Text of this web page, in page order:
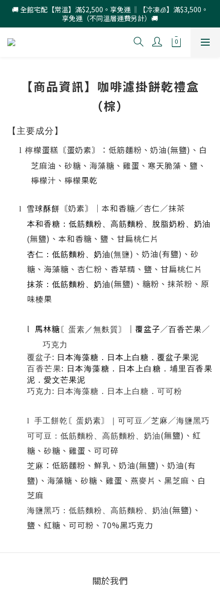
🚚 全館宅配【常溫】滿$2,500。享免運 ‖【冷凍🧊】滿$3,500。
享免運（不同溫層運費另計）🚚
【商品資訊】咖啡濾掛餅乾禮盒
（棕）
【主要成分】
l 檸檬蛋糕〘蛋奶素〙：低筋麵粉、奶油(無鹽) 、白
芝麻油、砂糖、海藻糖、雞蛋、寒天脆藻、鹽、
檸檬汁、檸檬果乾
l 雪球酥餅 〘奶素〙 ｜本和香糖／杏仁／抹茶
本和香糖：低筋麵粉、高筋麵粉、脫脂奶粉、奶油
(無鹽) 、本和香糖、鹽、甘扁桃仁片
杏仁：低筋麵粉、奶油(無鹽) 、奶油(有鹽) 、砂
糖、海藻糖、杏仁粉、香草精、鹽、甘扁桃仁片
抹茶：低筋麵粉、奶油(無鹽) 、糖粉、抹茶粉、原
味榛果
l 馬林糖 〘蛋素／無麩質〙 ｜覆盆子／百香芒果／
巧克力
覆盆子: 日本海藻糖．日本上白糖．覆盆子果泥
百香芒果:
日本海藻糖．日本上白糖．埔里百香果
泥．愛文芒果泥
巧克力 : 日本海藻糖．日本上白糖．可可粉
l 手工餅乾〘蛋奶素〙｜可可豆／芝麻／海鹽黑巧
可可豆：低筋麵粉、高筋麵粉、奶油(無鹽) 、紅
糖、砂糖、雞蛋、可可碎
芝麻 ：低筋麵粉、鮮乳、奶油(無鹽) 、奶油(有
鹽) 、海藻糖、砂糖、雞蛋、燕麥片、黑芝麻、白
芝麻
海鹽黑巧：低筋麵粉、高筋麵粉、奶油(無鹽) 、
鹽、紅糖、可可粉、 70%黑巧克力
關於我們